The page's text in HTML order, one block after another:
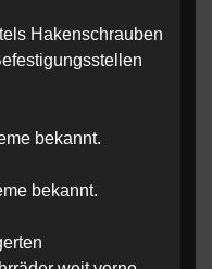
Hakenschrauben
bekannt.
bekannt.